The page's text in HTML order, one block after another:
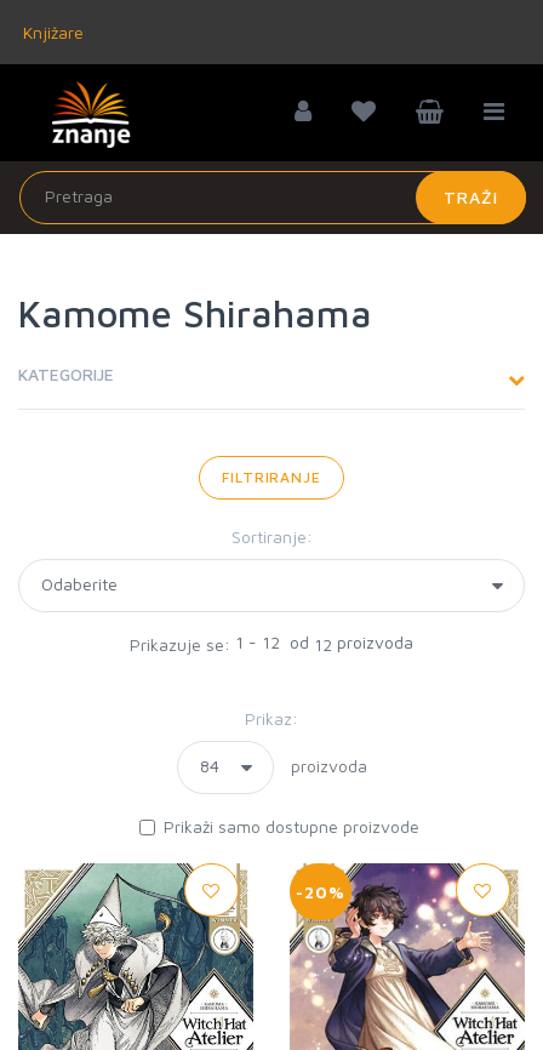
Knjižare
TRAŽI
Kamome Shirahama
KATEGORIJE
FILTRIRANJE
Sortiranje:
Prikazuje se: 1 - 12 od 12 proizvoda
Prikaz:
proizvoda
Prikaži samo dostupne proizvode
-20%